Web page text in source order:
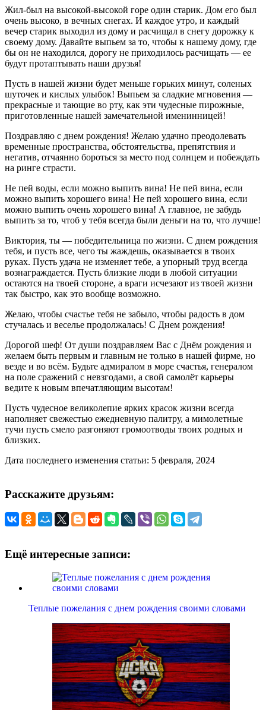
Жил-был на высокой-высокой горе один старик. Дом его был
очень высоко, в вечных снегах. И каждое утро, и каждый
вечер старик выходил из дому и расчищал в снегу дорожку к
своему дому. Давайте выпьем за то, чтобы к нашему дому, где
бы он не находился, дорогу не приходилось расчищать — ее
будут протаптывать наши друзья!
Пусть в нашей жизни будет меньше горьких минут, соленых
шуточек и кислых улыбок! Выпьем за сладкие мгновения —
прекрасные и тающие во рту, как эти чудесные пирожные,
приготовленные нашей замечательной именинницей!
Поздравляю с днем рождения! Желаю удачно преодолевать
временные пространства, обстоятельства, препятствия и
негатив, отчаянно бороться за место под солнцем и побеждать
на ринге страсти.
Не пей воды, если можно выпить вина! Не пей вина, если
можно выпить хорошего вина! Не пей хорошего вина, если
можно выпить очень хорошего вина! А главное, не забудь
выпить за то, чтоб у тебя всегда были деньги на то, что лучше!
Виктория, ты — победительница по жизни. С днем рождения
тебя, и пусть все, чего ты жаждешь, оказывается в твоих
руках. Пусть удача не изменяет тебе, а упорный труд всегда
вознаграждается. Пусть близкие люди в любой ситуации
остаются на твоей стороне, а враги исчезают из твоей жизни
так быстро, как это вообще возможно.
Желаю, чтобы счастье тебя не забыло, чтобы радость в дом
стучалась и веселье продолжалась! С Днем рождения!
Дорогой шеф! От души поздравляем Вас с Днём рождения и
желаем быть первым и главным не только в нашей фирме, но
везде и во всём. Будьте адмиралом в море счастья, генералом
на поле сражений с невзгодами, а свой самолёт карьеры
ведите к новым впечатляющим высотам!
Пусть чудесное великолепие ярких красок жизни всегда
наполняет свежестью ежедневную палитру, а мимолетные
тучи пусть смело разгоняют громоотводы твоих родных и
близких.
Дата последнего изменения статьи: 5 февраля, 2024
Расскажите друзьям:
Ещё интересные записи:
Теплые пожелания с днем рождения своими словами